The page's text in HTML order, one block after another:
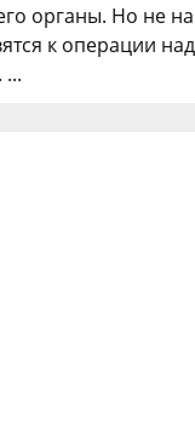
органы. Но не
к операции